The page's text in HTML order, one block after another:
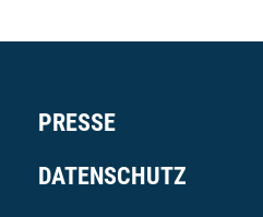
PRESSE
DATENSCHUTZ